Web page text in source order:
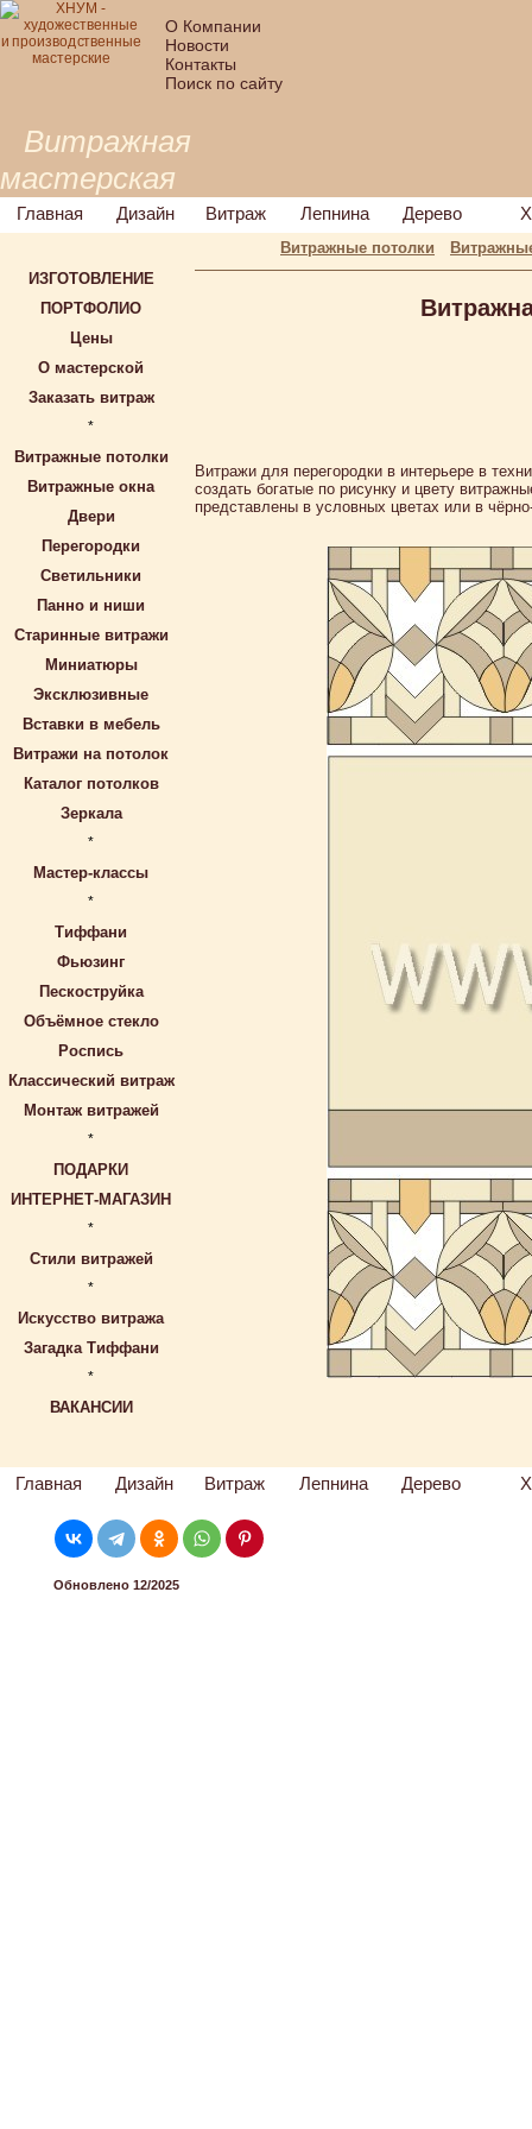
О Компании
Новости
Контакты
Поиск по сайту
Витражная
мастерская
Главная Дизайн Витраж Лепнина Дерево
Витражные потолки
ИЗГОТОВЛЕНИЕ
ПОРТФОЛИО
Цены
О мастерской
Заказать витраж
*
Витражные потолки
Витражные окна
Двери
Перегородки
Светильники
Панно и ниши
Старинные витражи
Миниатюры
Эксклюзивные
Вставки в мебель
Витражи на потолок
Каталог потолков
Зеркала
*
Мастер-классы
*
Тиффани
Фьюзинг
Пескоструйка
Объёмное стекло
Роспись
Классический витраж
Монтаж витражей
*
ПОДАРКИ
ИНТЕРНЕТ-МАГАЗИН
*
Стили витражей
*
Искусство витража
Загадка Тиффани
*
ВАКАНСИИ
Витражи для перегородки в интерьере в
создать богатые по рисунку и цвету
представлены в условных цветах или в
Главная Дизайн Витраж Лепнина Дерево
Обновлено 12/2025